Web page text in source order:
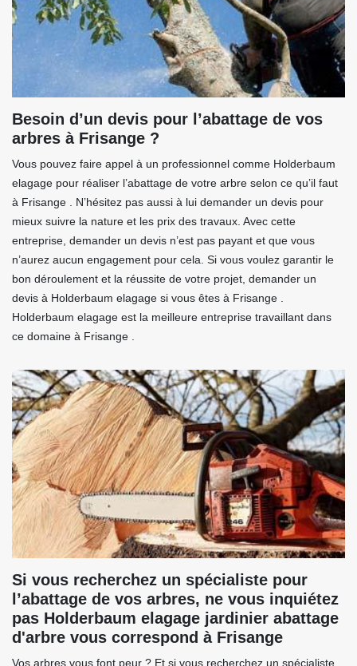
Besoin d’un devis pour l’abattage de vos
arbres à Frisange ?
Vous pouvez faire appel à un professionnel comme Holderbaum
elagage pour réaliser l’abattage de votre arbre selon ce qu’il faut
à Frisange . N’hésitez pas aussi à lui demander un devis pour
mieux suivre la nature et les prix des travaux. Avec cette
entreprise, demander un devis n’est pas payant et que vous
n’aurez aucun engagement pour cela. Si vous voulez garantir le
bon déroulement et la réussite de votre projet, demander un
devis à Holderbaum elagage si vous êtes à Frisange .
Holderbaum elagage est la meilleure entreprise travaillant dans
ce domaine à Frisange .
Si vous recherchez un spécialiste pour
l’abattage de vos arbres, ne vous inquiétez
pas Holderbaum elagage jardinier abattage
d'arbre vous correspond à Frisange
Vos arbres vous font peur ? Et si vous recherchez un spécialiste